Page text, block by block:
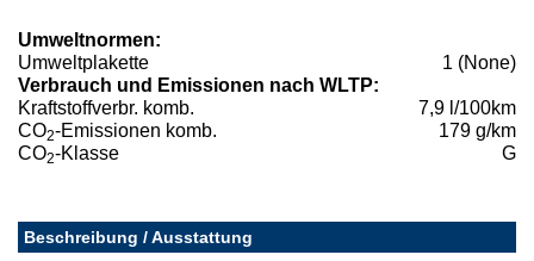
Umweltnormen:
Umweltplakette
1 (None)
Verbrauch und Emissionen nach WLTP:
Kraftstoffverbr. komb.
7,9 l/100km
CO2-Emissionen komb.
179 g/km
CO2-Klasse G
Beschreibung / Ausstattung